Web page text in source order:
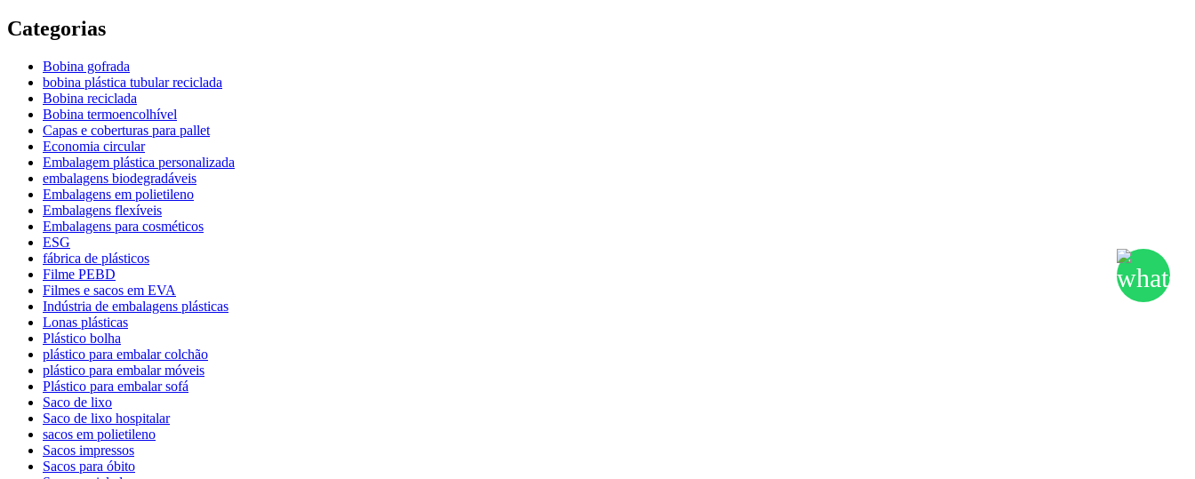
Categorias
Bobina gofrada
bobina plástica tubular reciclada
Bobina reciclada
Bobina termoencolhível
Capas e coberturas para pallet
Economia circular
Embalagem plástica personalizada
embalagens biodegradáveis
Embalagens em polietileno
Embalagens flexíveis
Embalagens para cosméticos
ESG
fábrica de plásticos
Filme PEBD
Filmes e sacos em EVA
Indústria de embalagens plásticas
Lonas plásticas
Plástico bolha
plástico para embalar colchão
plástico para embalar móveis
Plástico para embalar sofá
Saco de lixo
Saco de lixo hospitalar
sacos em polietileno
Sacos impressos
Sacos para óbito